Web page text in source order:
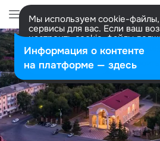
Мы используем cookie-файлы,
сервисы для вас. Если ваш
настроить cookie-файлы
представитель. Больше
Разрешить все Настроить
Информация о контенте
на платформе — здесь